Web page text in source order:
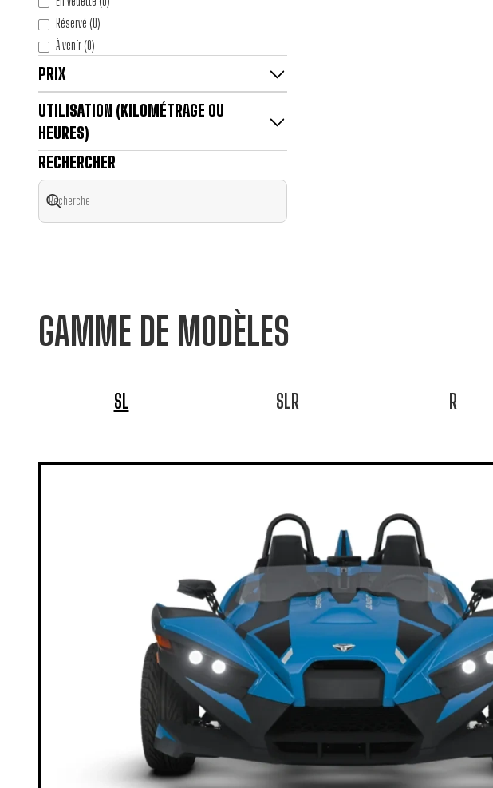
Réservé (0)
À venir (0)
PRIX
UTILISATION (KILOMÉTRAGE OU
HEURES)
RECHERCHER
GAMME DE MODÈLES
SL SLR R